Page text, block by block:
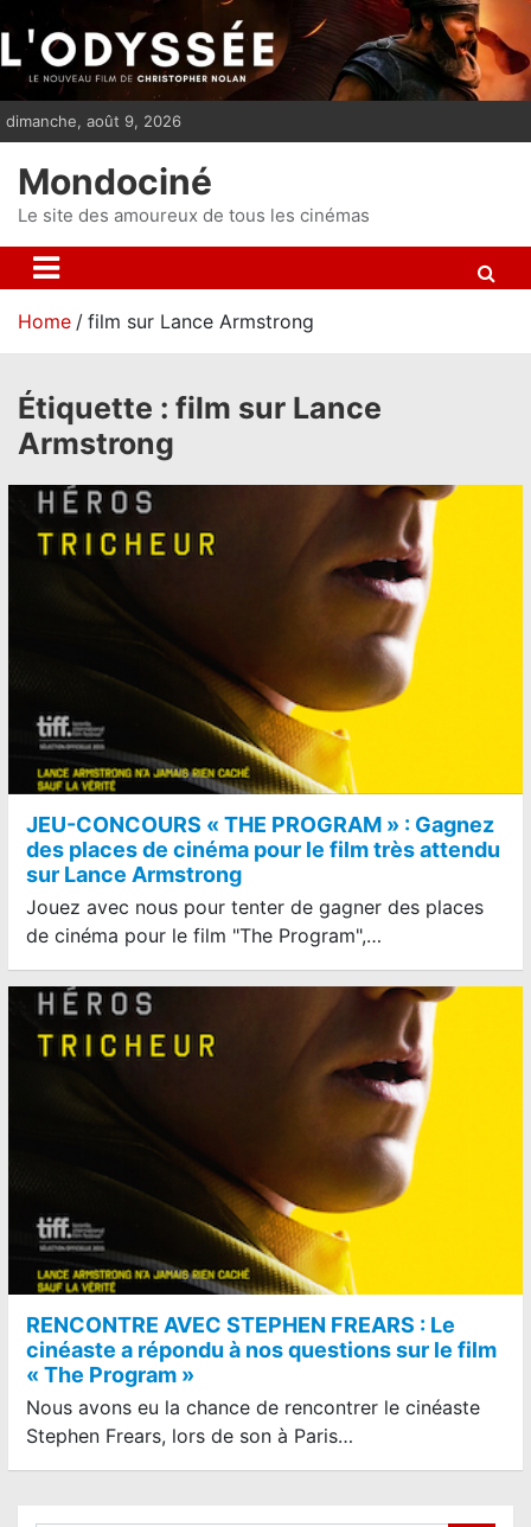
i
p
t
n
t
dimanche, août 9, 2026
Mondociné
Le site des amoureux de tous les cinémas
Home film sur Lance Armstrong
Étiquette : film sur Lance
Armstrong
JEU-CONCOURS « THE PROGRAM » : Gagnez
des places de cinéma pour le film très attendu
sur Lance Armstrong
Jouez avec nous pour tenter de gagner des places
de cinéma pour le film "The Program",…
RENCONTRE AVEC STEPHEN FREARS : Le
cinéaste a répondu à nos questions sur le film
« The Program »
Nous avons eu la chance de rencontrer le cinéaste
Stephen Frears, lors de son à Paris…